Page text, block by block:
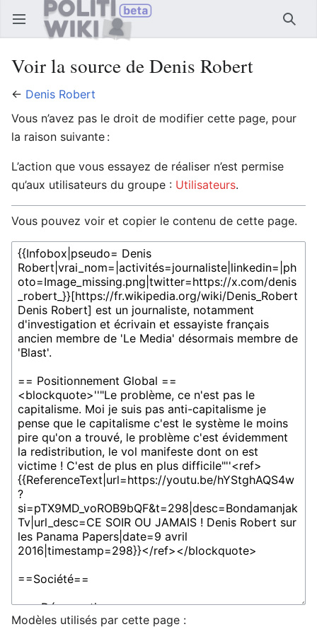
Ouvrir le menu principal
Voir la source de Denis Robert
← Denis Robert
Vous n’avez pas le droit de modifier cette page, pour
la raison suivante :
L’action que vous essayez de réaliser n’est permise
qu’aux utilisateurs du groupe : Utilisateurs.
Vous pouvez voir et copier le contenu de cette page.
Modèles utilisés par cette page :